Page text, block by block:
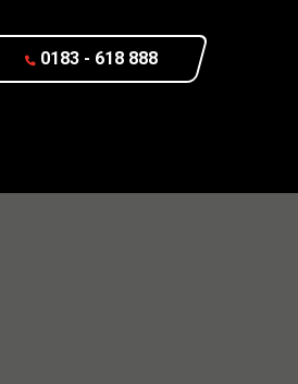
0183 - 618 888